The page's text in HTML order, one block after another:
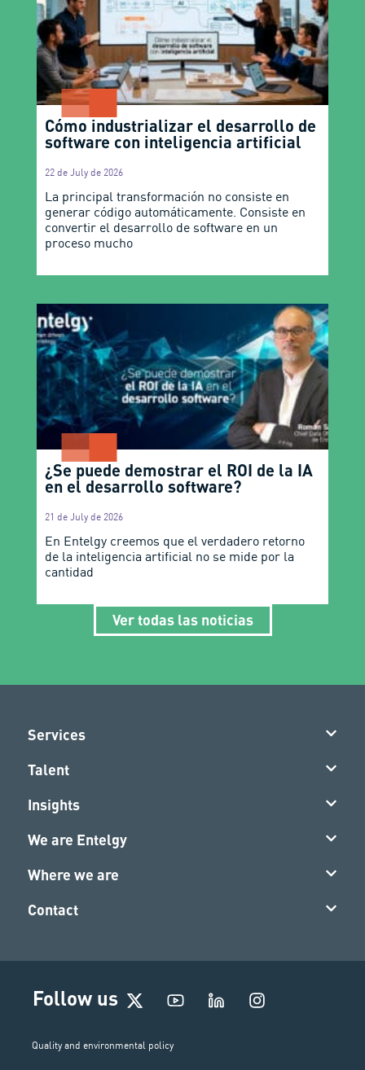
Cómo industrializar el desarrollo de
software con inteligencia artificial
22 de July de 2026
La principal transformación no consiste en
generar código automáticamente. Consiste en
convertir el desarrollo de software en un
proceso mucho
¿Se puede demostrar el ROI de la IA
en el desarrollo software?
21 de July de 2026
En Entelgy creemos que el verdadero retorno
de la inteligencia artificial no se mide por la
cantidad
Ver todas las noticias
Services
Talent
Insights
We are Entelgy
Where we are
Contact
Follow us
I
n
Quality and environmental policy